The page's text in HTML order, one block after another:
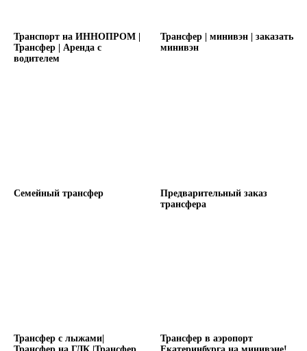
Транспорт на ИННОПРОМ |
Трансфер | Аренда с
водителем
Трансфер | минивэн | заказать
минивэн
Семейный трансфер
Предварительный заказ
трансфера
Трансфер с лыжами|
Трансфер в аэропорт